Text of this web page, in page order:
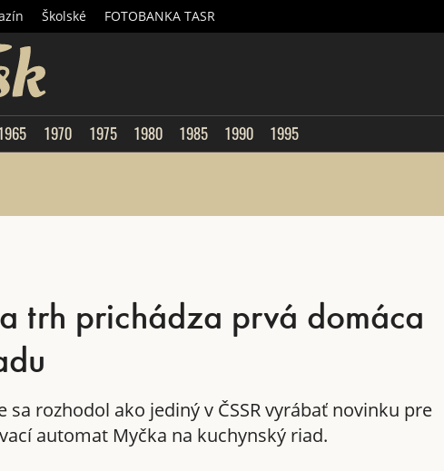
Školské FOTOBANKA TASR
1970 1975 1980 1985 1990 1995
trh prichádza prvá domáca
sa rozhodol ako jediný v ČSSR vyrábať novinku pre
automat Myčka na kuchynský riad.